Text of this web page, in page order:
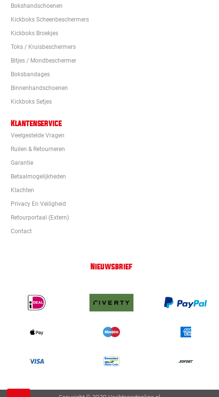
Bokshandschoenen
Kickboks Scheenbeschermers
Kickboks Broekjes
Toks / Kruisbeschermers
Bitjes / Mondbeschermer
Boksbandages
Binnenhandschoenen
Kickboks Setjes
Klantenservice
Veelgestelde Vragen
Ruilen & Retourneren
Garantie
Betaalmogelijkheden
Klachten
Privacy En Veiligheid
Retourportaal (extern)
Contact
Nieuwsbrief